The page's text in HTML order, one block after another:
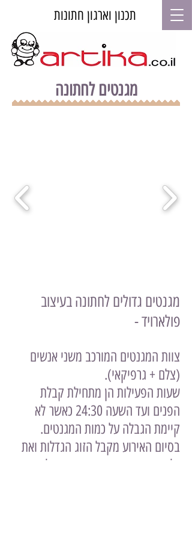
תכנון וארגון חתונות
מגנטים לחתונה
מגנטים גדולים לחתונה בעיצוב
פולארויד -
צוות המגנטים המורכב משני אנשים
(צלם + גרפיקאי).
שעות הפעילות הן מתחילת קבלת
הפנים ועד השעה 24:30 כאשר
לא
קיימת הגבלה על כמות המגנטים.
בסיום האירוע מקבל הזוג הגדלות ואת
כל תמונות האירוע מאוחסנות על גבי